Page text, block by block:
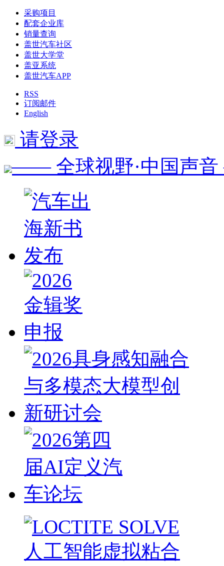
采购项目
配套企业库
销量查询
盖世汽车社区
盖世大学堂
盖亚系统
盖世汽车APP
RSS
订阅邮件
English
请登录
—— 全球视野·中国声